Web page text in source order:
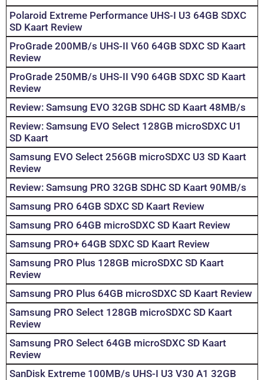
Polaroid Extreme Performance UHS-I U3 64GB SDXC
SD Kaart Review
ProGrade 200MB/s UHS-II V60 64GB SDXC SD Kaart
Review
ProGrade 250MB/s UHS-II V90 64GB SDXC SD Kaart
Review
Review: Samsung EVO 32GB SDHC SD Kaart 48MB/s
Review: Samsung EVO Select 128GB microSDXC U1
SD Kaart
Samsung EVO Select 256GB microSDXC U3 SD Kaart
Review
Review: Samsung PRO 32GB SDHC SD Kaart 90MB/s
Samsung PRO 64GB SDXC SD Kaart Review
Samsung PRO 64GB microSDXC SD Kaart Review
Samsung PRO+ 64GB SDXC SD Kaart Review
Samsung PRO Plus 128GB microSDXC SD Kaart
Review
Samsung PRO Plus 64GB microSDXC SD Kaart Review
Samsung PRO Select 128GB microSDXC SD Kaart
Review
Samsung PRO Select 64GB microSDXC SD Kaart
Review
SanDisk Extreme 100MB/s UHS-I U3 V30 A1 32GB